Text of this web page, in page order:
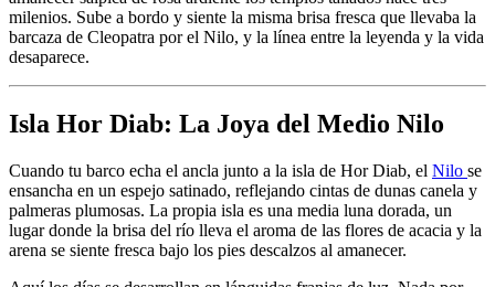
milenios. Sube a bordo y siente la misma brisa fresca que llevaba la
barcaza de Cleopatra por el Nilo, y la línea entre la leyenda y la vida
desaparece.
Isla Hor Diab: La Joya del Medio Nilo
Cuando tu barco echa el ancla junto a la isla de Hor Diab, el Nilo se
ensancha en un espejo satinado, reflejando cintas de dunas canela y
palmeras plumosas. La propia isla es una media luna dorada, un
lugar donde la brisa del río lleva el aroma de las flores de acacia y la
arena se siente fresca bajo los pies descalzos al amanecer.